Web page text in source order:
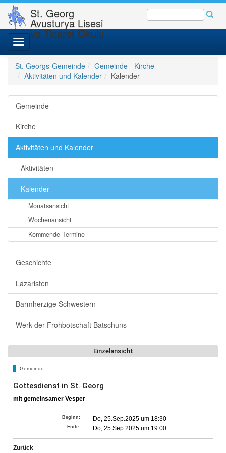
St. Georg
Avusturya Lisesi
ve Ticaret Okulu
Toggle
navigation
St. Georgs-Gemeinde
Gemeinde - Kirche
Aktivitäten und Kalender
Kalender
Gemeinde
Kirche
Aktivitäten und Kalender
Aktivitäten
Kalender
Monatsansicht
Wochenansicht
Kommende Termine
Geschichte
Lazaristen
Barmherzige Schwestern
Werk der Frohbotschaft Batschuns
Einzelansicht
Gemeinde
Gottesdienst in St. Georg
mit gemeinsamer Vesper
Beginn: Do, 25.Sep.2025 um 18:30
Ende: Do, 25.Sep.2025 um 19:00
Zurück